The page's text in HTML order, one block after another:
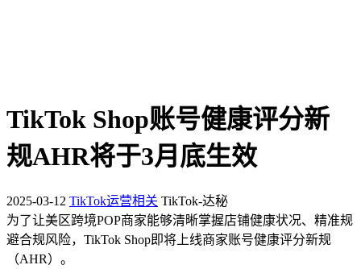
TikTok Shop账号健康评分新
规AHR将于3月底生效
2025-03-12 TikTok运营相关 TikTok-达秘
为了让美区跨境POP商家能够清晰掌握店铺健康状况、精准规
避合规风险，TikTok Shop即将上线商家账号健康评分新规
（AHR）。